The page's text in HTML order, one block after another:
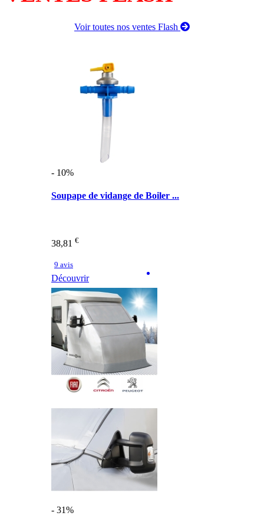
Voir toutes nos ventes Flash
- 10%
Soupape de vidange de Boiler ...
38,81 €
9 avis
Découvrir
- 31%